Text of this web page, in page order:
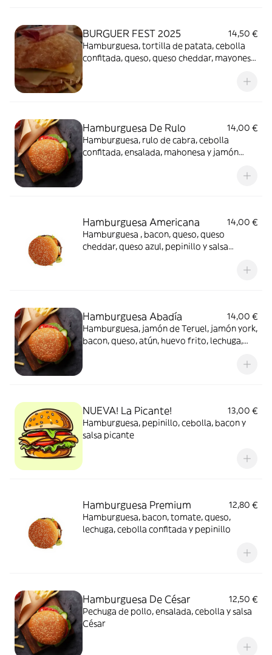
BURGUER FEST 2025
14,50 €
Hamburguesa, tortilla de patata, cebolla
confitada, queso, queso cheddar, mayonesa
Hamburguesa De Rulo
14,00 €
Hamburguesa, rulo de cabra, cebolla
confitada, ensalada, mahonesa y jamón
Hamburguesa Americana
14,00 €
Hamburguesa , bacon, queso, queso
cheddar, queso azul, pepinillo y salsa
Hamburguesa Abadía
14,00 €
Hamburguesa, jamón de Teruel, jamón york,
bacon, queso, atún, huevo frito, lechuga,
NUEVA! La Picante!
13,00 €
Hamburguesa, pepinillo, cebolla, bacon y
salsa picante
Hamburguesa Premium
12,80 €
Hamburguesa, bacon, tomate, queso,
lechuga, cebolla confitada y pepinillo
Hamburguesa De César
12,50 €
Pechuga de pollo, ensalada, cebolla y salsa
César